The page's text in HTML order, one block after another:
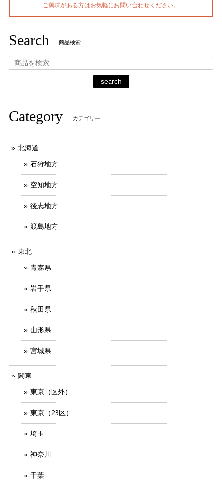
ご興味がある方はお気軽にお問い合わせください。
Search 商品検索
search
Category カテゴリー
北海道
石狩地方
空知地方
後志地方
渡島地方
東北
青森県
岩手県
秋田県
山形県
宮城県
関東
東京（区外）
東京（23区）
埼玉
神奈川
千葉